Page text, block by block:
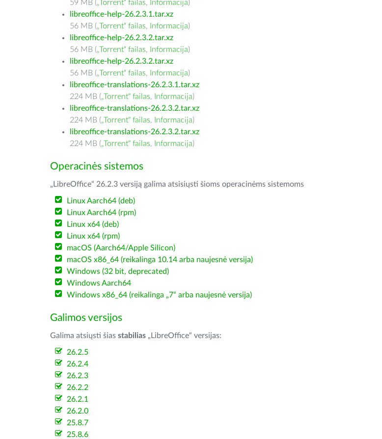
59 MB („Torrent“ failas, Informacija)
libreoffice-help-26.2.3.1.tar.xz
56 MB („Torrent“ failas, Informacija)
libreoffice-help-26.2.3.2.tar.xz
56 MB („Torrent“ failas, Informacija)
libreoffice-help-26.2.3.2.tar.xz
56 MB („Torrent“ failas, Informacija)
libreoffice-translations-26.2.3.1.tar.xz
224 MB („Torrent“ failas, Informacija)
libreoffice-translations-26.2.3.2.tar.xz
224 MB („Torrent“ failas, Informacija)
libreoffice-translations-26.2.3.2.tar.xz
224 MB („Torrent“ failas, Informacija)
Operacinės sistemos
„LibreOffice“ 26.2.3 versiją galima atsisiųsti šioms operacinėms sistemoms
Linux Aarch64 (deb)
Linux Aarch64 (rpm)
Linux x64 (deb)
Linux x64 (rpm)
macOS (Aarch64/Apple Silicon)
macOS x86_64 (reikalinga 10.14 arba naujesnė versija)
Windows (32 bit, deprecated)
Windows Aarch64
Windows x86_64 (reikalinga „7“ arba naujesnė versija)
Galimos versijos
Galima atsiųsti šias stabilias „LibreOffice“ versijas:
26.2.5
26.2.4
26.2.3
26.2.2
26.2.1
26.2.0
25.8.7
25.8.6